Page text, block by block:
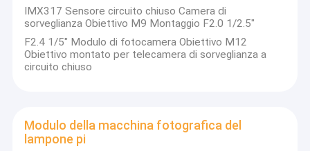
IMX317 Sensore circuito chiuso Camera di
sorveglianza Obiettivo M9 Montaggio F2.0 1/2.5"
F2.4 1/5" Modulo di fotocamera Obiettivo M12
Obiettivo montato per telecamera di sorveglianza a
circuito chiuso
Modulo della macchina fotografica del
lampone pi